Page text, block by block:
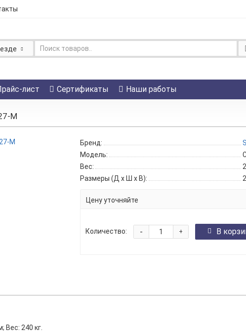
лист Сертификаты Наши работы
М
Бренд:
Модель:
Вес:
Размеры (Д x Ш x В):
Цену уточняйте
Количество: +
- В
Вес: 240 кг.